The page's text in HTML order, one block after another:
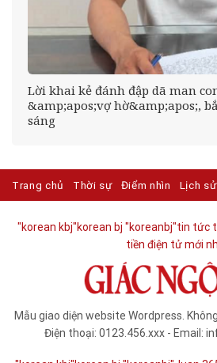
Lời khai kẻ đánh đập dã man
&amp;apos;vợ hờ&amp;apos;,
sáng
Trang chủ Thời sự Điểm nhìn Lịch sử
"korean kbj​"korean bj "koreanbj​"tin tức
tiền điện tử mới
Mẫu giao diện website Wordpress.
Điện thoại: 0123.456.xxx - Email: